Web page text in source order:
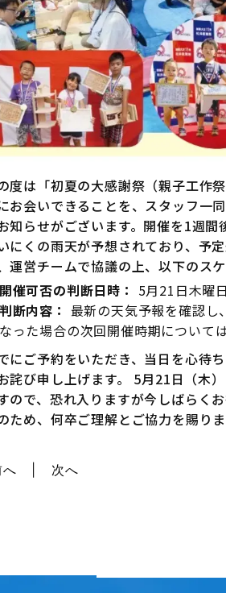
度は「初夏の大感謝祭（親子工作
お会いできることを、スタッフ一
知らせがございます。開催を1週
にくの雨天が予想されており、予
運営チームで協議の上、以下のス
催可否の判断日時： 5月21日木曜日
断内容： 最新の天気予報を確認
った場合の次回開催時期について
にご予約をいただき、当日を心待
詫び申し上げます。 5月21日（木
ので、恐れ入りますが今しばらく
ため、何卒ご理解とご協力を賜り
へ 次へ